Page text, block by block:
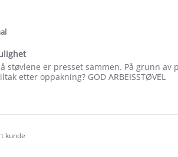
støvlene er presset sammen. På grunn av
etter oppakning? GOD ARBEISSTØVEL
kunde